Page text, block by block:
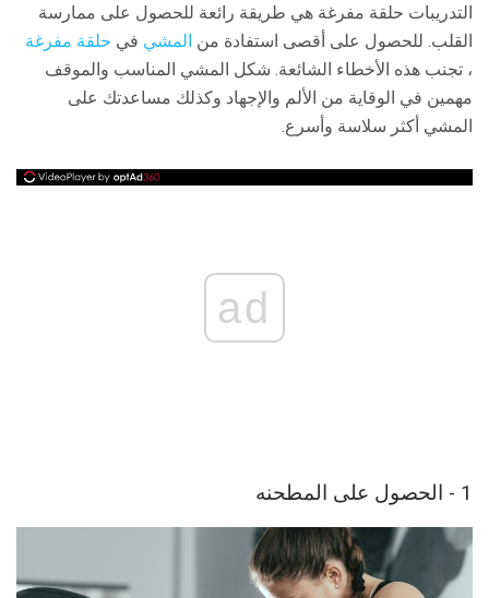
التدريبات حلقة مفرغة هي طريقة رائعة للحصول على ممارسة
القلب. للحصول على أقصى استفادة من المشي في حلقة مفرغة
، تجنب هذه الأخطاء الشائعة. شكل المشي المناسب والموقف
مهمين في الوقاية من الألم والإجهاد وكذلك مساعدتك على
المشي أكثر سلاسة وأسرع.
ad
1 - الحصول على المطحنه